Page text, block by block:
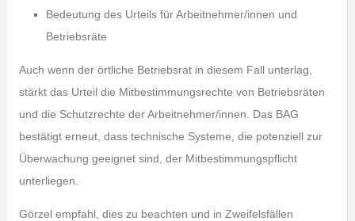
Bedeutung des Urteils für Arbeitnehmer/innen und
Betriebsräte
Auch wenn der örtliche Betriebsrat in diesem Fall unterlag,
stärkt das Urteil die Mitbestimmungsrechte von Betriebsräten
und die Schutzrechte der Arbeitnehmer/innen. Das BAG
bestätigt erneut, dass technische Systeme, die potenziell zur
Überwachung geeignet sind, der Mitbestimmungspflicht
unterliegen.
Görzel empfahl, dies zu beachten und in Zweifelsfällen